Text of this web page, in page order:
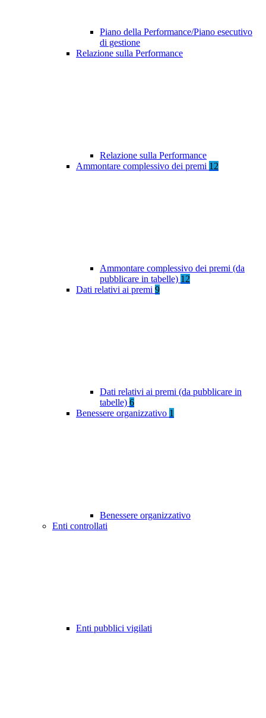
Piano della Performance/Piano esecutivo
di gestione
Relazione sulla Performance
Relazione sulla Performance
Ammontare complessivo dei premi 12
Ammontare complessivo dei premi (da
pubblicare in tabelle) 12
Dati relativi ai premi 9
Dati relativi ai premi (da pubblicare in
tabelle) 6
Benessere organizzativo 1
Benessere organizzativo
Enti controllati
Enti pubblici vigilati